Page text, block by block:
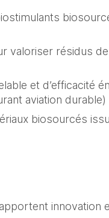
valoriser résidus
et d’efficacité
aviation durable)
biosourcés
innovation